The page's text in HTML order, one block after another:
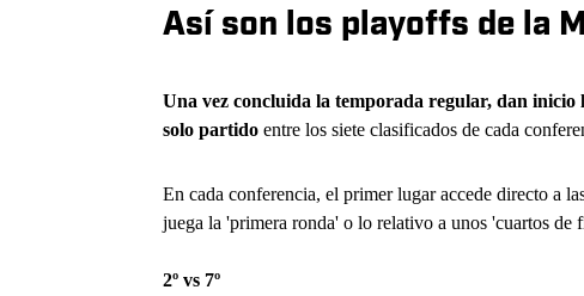
Así son los playoffs de la
Una vez concluida la temporada regular, dan
solo partido entre los siete clasificados de cada
En cada conferencia, el primer lugar accede directo a
juega la 'primera ronda' o lo relativo a unos 'cuartos de
2º vs 7º